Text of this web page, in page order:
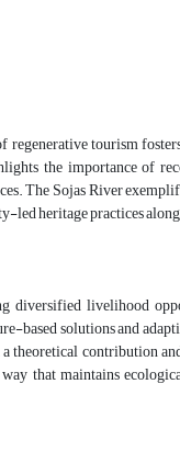
tourism
the importance of
The Sojas River
led heritage practices
diversified livelihood
based solutions and
theoretical contribution
that maintains